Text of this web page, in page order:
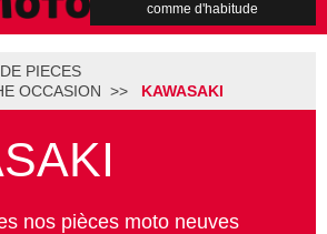
comme d'habitude
PIECES
OCCASION
KAWASAKI
nos pièces moto neuves